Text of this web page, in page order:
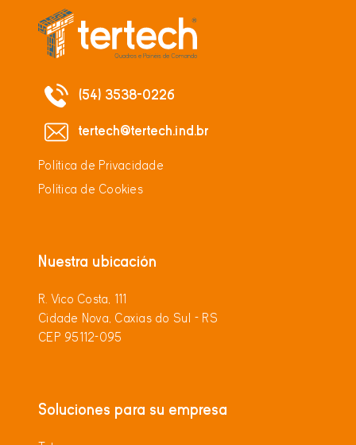
(54) 3538-0226
tertech@tertech.ind.br
Política de Privacidade
Política de Cookies
Nuestra ubicación
R. Vico Costa, 111
Cidade Nova, Caxias do Sul - RS
CEP 95112-095
Soluciones para su empresa